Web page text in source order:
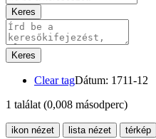
Keres
Keres
Clear tagDátum: 1711-12
1 találat (0,008 másodperc)
ikon nézet lista nézet térkép